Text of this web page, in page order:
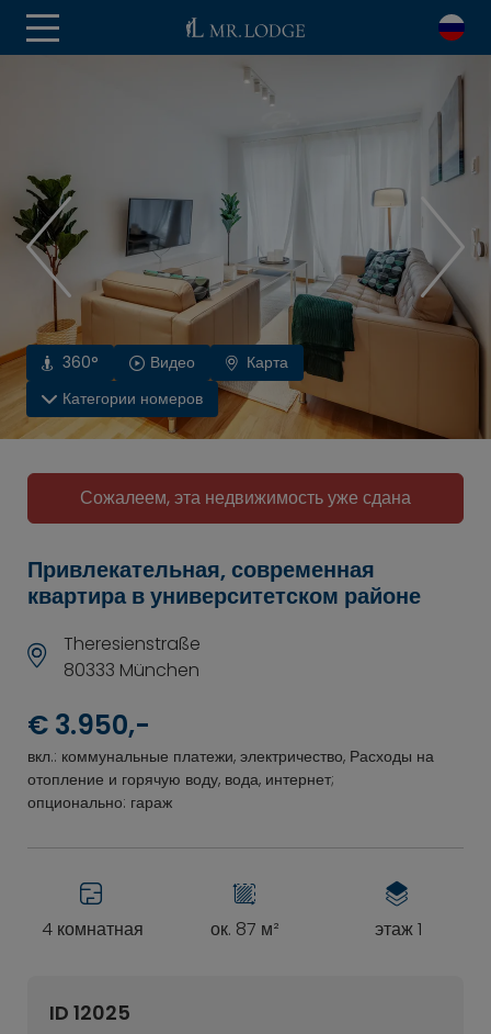
360° Видео
Карта
Категории номеров
Сожалеем, эта недвижимость уже сдана
Привлекательная, современная
квартира в университетском районе
Theresienstraße
80333 München
€ 3.950,-
вкл.: коммунальные платежи, электричество, Расходы на
отопление и горячую воду, вода, интернет;
опционально: гараж
4 комнатная ок. 87 м² этаж 1
ID 12025